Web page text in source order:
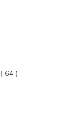
( 64 )